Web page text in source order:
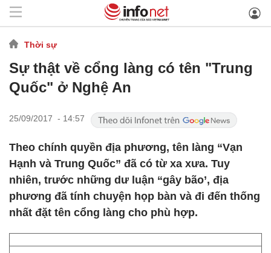
Thời sự
Sự thật về cổng làng có tên "Trung
Quốc" ở Nghệ An
25/09/2017 - 14:57
Theo chính quyền địa phương, tên làng “Vạn
Hạnh và Trung Quốc” đã có từ xa xưa. Tuy
nhiên, trước những dư luận “gây bão’, địa
phương đã tính chuyện họp bàn và đi đến thống
nhất đặt tên cổng làng cho phù hợp.